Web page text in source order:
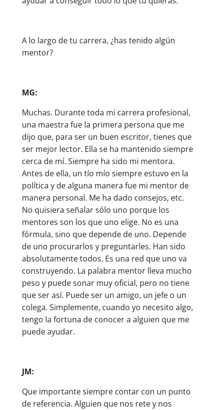
A lo largo de tu carrera, ¿has tenido algún
mentor?
MG:
Muchas. Durante toda mi carrera profesional,
una maestra fue la primera persona que me
dijo que, para ser un buen escritor, tienes que
ser mejor lector. Ella se ha mantenido siempre
cerca de mí. Siempre ha sido mi mentora.
Antes de ella, un tío mío siempre estuvo en la
política y de alguna manera fue mi mentor de
manera personal. Me ha dado consejos, etc.
No quisiera señalar sólo uno porque los
mentores son los que uno elige. No es una
fórmula, sino que depende de uno. Depende
de uno procurarlos y preguntarles. Han sido
absolutamente todos. Es una red que uno va
construyendo. La palabra mentor lleva mucho
peso y puede sonar muy oficial, pero no tiene
que ser así. Puede ser un amigo, un jefe o un
colega. Simplemente, cuando yo necesito algo,
tengo la fortuna de conocer a alguien que me
puede ayudar.
JM:
Que importante siempre contar con un punto
de referencia. Alguien que nos rete y nos